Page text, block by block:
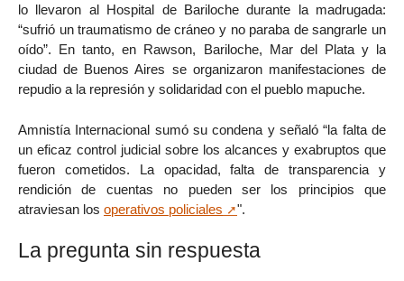
lo llevaron al Hospital de Bariloche durante la madrugada:
“sufrió un traumatismo de cráneo y no paraba de sangrarle un
oído”. En tanto, en Rawson, Bariloche, Mar del Plata y la
ciudad de Buenos Aires se organizaron manifestaciones de
repudio a la represión y solidaridad con el pueblo mapuche.
Amnistía Internacional sumó su condena y señaló “la falta de
un eficaz control judicial sobre los alcances y exabruptos que
fueron cometidos. La opacidad, falta de transparencia y
rendición de cuentas no pueden ser los principios que
atraviesan los operativos policiales ".
La pregunta sin respuesta